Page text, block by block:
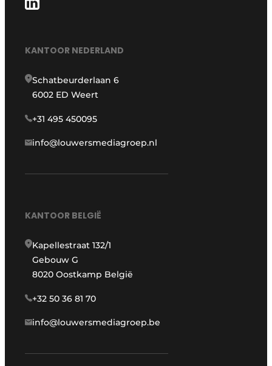
KANTOOR NEDERLAND
Schatbeurderlaan 6
6002 ED Weert
+31 495 450095
info@louwersmediagroep.nl
KANTOOR BELGIË
Kapellestraat 132/1
Gebouw G
8020 Oostkamp België
+32 50 36 81 70
info@louwersmediagroep.be